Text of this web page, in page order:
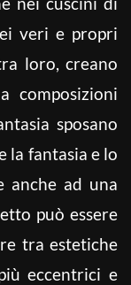
veri e propri
loro, creano
composizioni
sposano
la fantasia e lo
anche ad una
può essere
tra estetiche
eccentrici e